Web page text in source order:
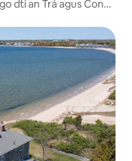
dtí an Trá agus Conair